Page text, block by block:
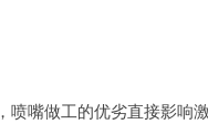
喷嘴做工的优劣直接影